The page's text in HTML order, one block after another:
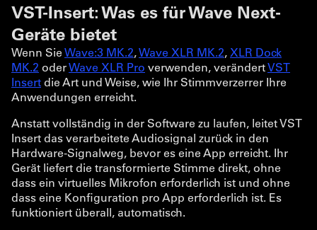
VST-Insert: Was es für Wave Next-
Geräte bietet
Wenn SieWave:3 MK.2,Wave XLR MK.2,XLR Dock
MK.2 oderWave XLR Pro verwenden, verändertVST
Insert die Art und Weise, wie Ihr Stimmverzerrer Ihre
Anwendungen erreicht.
Anstatt vollständig in der Software zu laufen, leitet VST
Insert das verarbeitete Audiosignal zurück in den
Hardware-Signalweg, bevor es eine App erreicht. Ihr
Gerät liefert die transformierte Stimme direkt, ohne
dass ein virtuelles Mikrofon erforderlich ist und ohne
dass eine Konfiguration pro App erforderlich ist. Es
funktioniert überall, automatisch.